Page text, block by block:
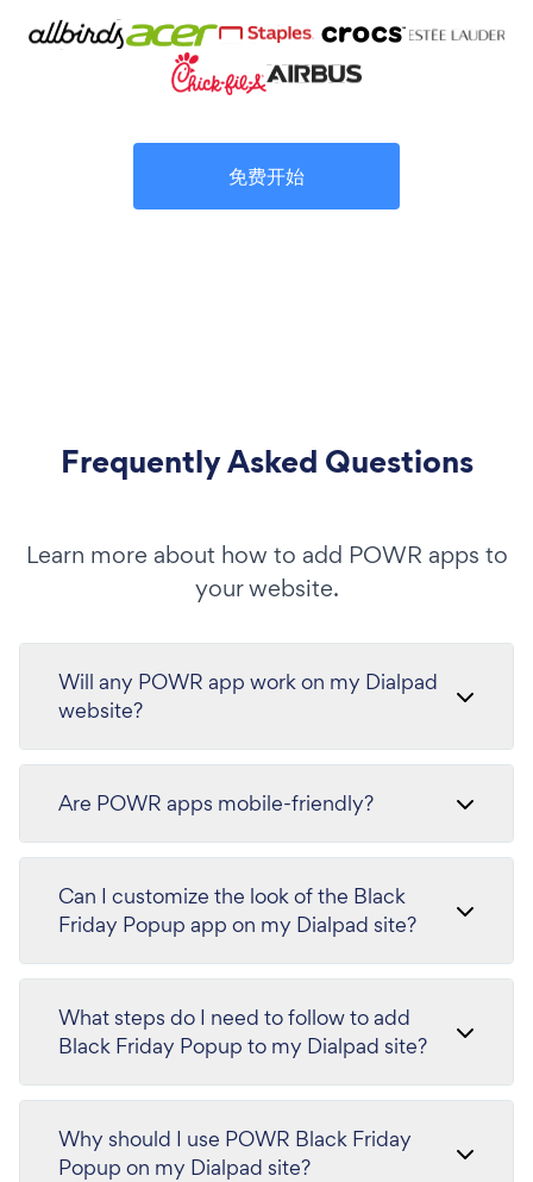
免费开始
Frequently Asked Questions
Learn more about how to add POWR apps to
your website.
Will any POWR app work on my Dialpad
website?
Are POWR apps mobile-friendly?
Can I customize the look of the Black
Friday Popup app on my Dialpad site?
What steps do I need to follow to add
Black Friday Popup to my Dialpad site?
Why should I use POWR Black Friday
Popup on my Dialpad site?